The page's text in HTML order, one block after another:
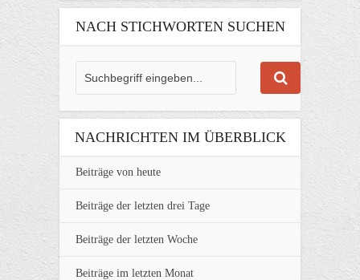
NACH STICHWORTEN SUCHEN
NACHRICHTEN IM ÜBERBLICK
Beiträge von heute
Beiträge der letzten drei Tage
Beiträge der letzten Woche
Beiträge im letzten Monat